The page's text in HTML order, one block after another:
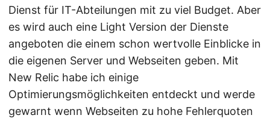
Dienst für IT-Abteilungen mit zu viel Budget. Aber
es wird auch eine Light Version der Dienste
angeboten die einem schon wertvolle Einblicke in
die eigenen Server und Webseiten geben. Mit
New Relic habe ich einige
Optimierungsmöglichkeiten entdeckt und werde
gewarnt wenn Webseiten zu hohe Fehlerquoten